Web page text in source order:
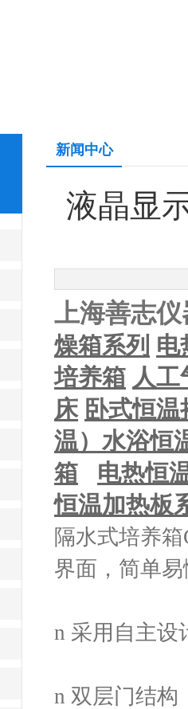
新闻中心
液晶显
上海善志
燥箱系列 电
培养箱 人工
床 卧式恒温
温） 水浴恒
箱
电热恒
恒温加热板
隔水式培养
界面，简单
n 采用自主设
n 双层门结构